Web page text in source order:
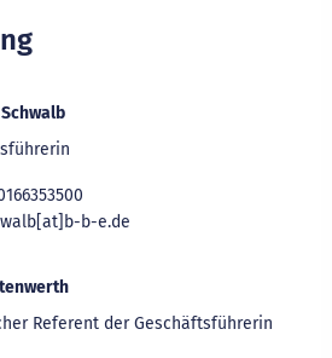
b-e.de
Referent der Geschäftsführerin